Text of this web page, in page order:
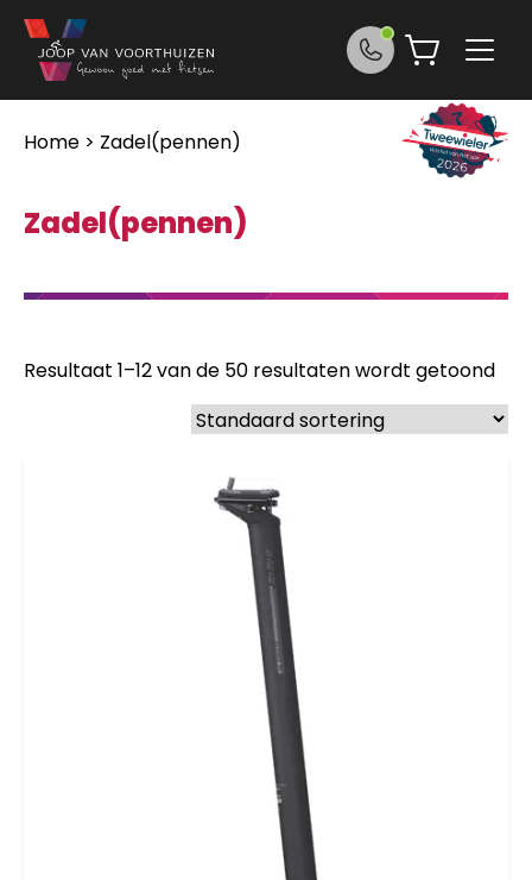
Ga naar de inhoud
Home > Zadel(pennen)
Zadel(pennen)
Resultaat 1–12 van de 50 resultaten wordt getoond